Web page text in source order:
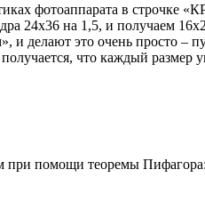
фотоаппарата в строчке
24х36 на 1,5, и получаем
и делают это очень просто
что каждый размер
при помощи теоремы Пифагора: